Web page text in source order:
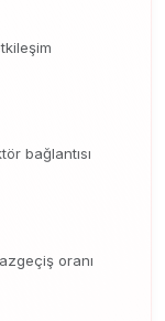
bağlantısı
oranı